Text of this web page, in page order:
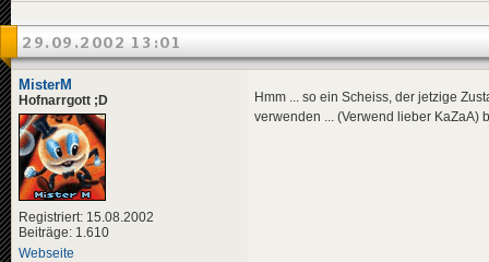
29.09.2002 13:01
MisterM
Hofnarrgott ;D
Registriert: 15.08.2002
Beiträge: 1.610
Webseite
Hmm ... so ein Scheiss, der jetzige
verwenden ... (Verwend lieber KaZaA)